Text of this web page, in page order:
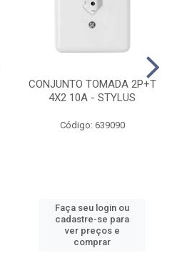
CONJUNTO TOMADA 2P+T
4X2 10A - STYLUS
Código: 639090
Faça seu login ou
cadastre-se para
ver preços e
comprar